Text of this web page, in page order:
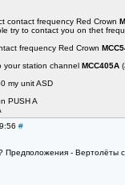
contact frequency Red Crown
try to contact you on thet
frequency Red Crown
your station channel MCC405A
my unit ASD
PUSH A
#
Предположения - Вертолёты